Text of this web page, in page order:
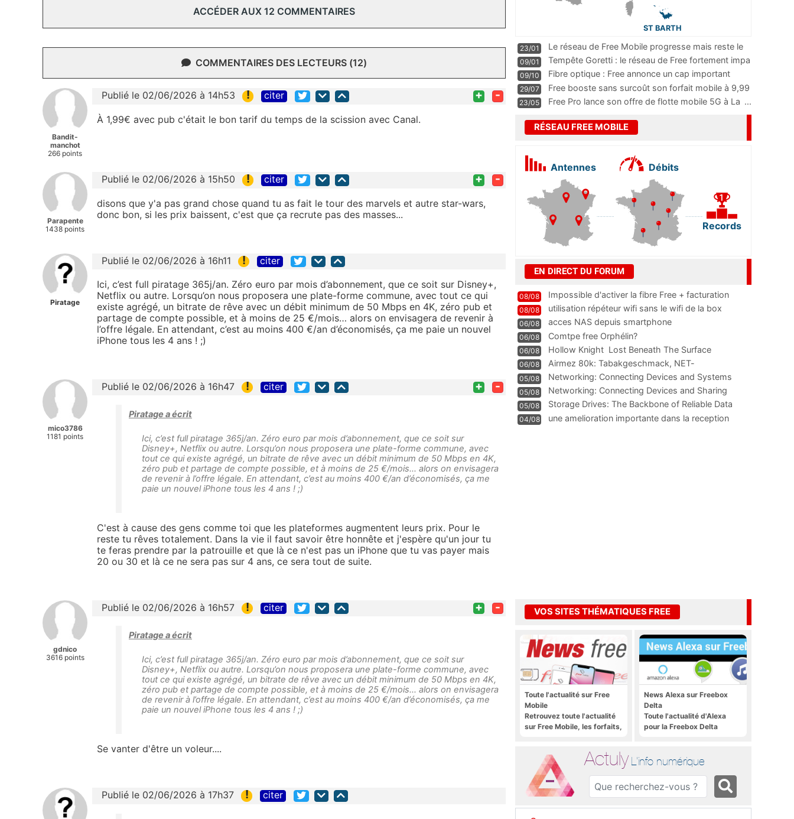
ACCÉDER AUX 12 COMMENTAIRES
COMMENTAIRES DES LECTEURS (12)
Bandit-
manchot
266 points
Publié le 02/06/2026 à 14h53 ! citer + -
À 1,99€ avec pub c'était le bon tarif du temps de la scission avec Canal.
Parapente
1438 points
Publié le 02/06/2026 à 15h50 ! citer + -
disons que y'a pas grand chose quand tu as fait le tour des marvels et autre star-wars,
donc bon, si les prix baissent, c'est que ça recrute pas des masses...
Piratage
Publié le 02/06/2026 à 16h11 ! citer
Ici, c’est full piratage 365j/an. Zéro euro par mois d’abonnement, que ce soit sur Disney+,
Netflix ou autre. Lorsqu’on nous proposera une plate-forme commune, avec tout ce qui
existe agrégé, un bitrate de rêve avec un débit minimum de 50 Mbps en 4K, zéro pub et
partage de compte possible, et à moins de 25 €/mois… alors on envisagera de revenir à
l’offre légale. En attendant, c’est au moins 400 €/an d’économisés, ça me paie un nouvel
iPhone tous les 4 ans ! ;)
mico3786
1181 points
Publié le 02/06/2026 à 16h47 ! citer + -
Piratage a écrit
Ici, c’est full piratage 365j/an. Zéro euro par mois d’abonnement, que ce soit sur
Disney+, Netflix ou autre. Lorsqu’on nous proposera une plate-forme commune, avec
tout ce qui existe agrégé, un bitrate de rêve avec un débit minimum de 50 Mbps en 4K,
zéro pub et partage de compte possible, et à moins de 25 €/mois… alors on envisagera
de revenir à l’offre légale. En attendant, c’est au moins 400 €/an d’économisés, ça me
paie un nouvel iPhone tous les 4 ans ! ;)
C'est à cause des gens comme toi que les plateformes augmentent leurs prix. Pour le
reste tu rêves totalement. Dans la vie il faut savoir être honnête et j'espère qu'un jour tu
te feras prendre par la patrouille et que là ce n'est pas un iPhone que tu vas payer mais
20 ou 30 et là ce ne sera pas sur 4 ans, ce sera tout de suite.
gdnico
3616 points
Publié le 02/06/2026 à 16h57 ! citer + -
Piratage a écrit
Ici, c’est full piratage 365j/an. Zéro euro par mois d’abonnement, que ce soit sur
Disney+, Netflix ou autre. Lorsqu’on nous proposera une plate-forme commune, avec
tout ce qui existe agrégé, un bitrate de rêve avec un débit minimum de 50 Mbps en 4K,
zéro pub et partage de compte possible, et à moins de 25 €/mois… alors on envisagera
de revenir à l’offre légale. En attendant, c’est au moins 400 €/an d’économisés, ça me
paie un nouvel iPhone tous les 4 ans ! ;)
Se vanter d'être un voleur....
Publié le 02/06/2026 à 17h37 ! citer
ST BARTH
23/01
Le réseau de Free Mobile progresse mais reste le
m
...
09/01
Tempête Goretti : le réseau de Free fortement impa
09/10
Fibre optique : Free annonce un cap important
pass
...
29/07
Free booste sans surcoût son forfait mobile à 9,99
23/05 Free Pro lance son offre de flotte mobile 5G à La ...
RÉSEAU FREE MOBILE
Antennes Débits
Records
EN DIRECT DU FORUM
08/08
Impossible d'activer la fibre Free + facturation
résiliation
08/08 utilisation répéteur wifi sans le wifi de la box
06/08 acces NAS depuis smartphone
06/08 Comtpe free Orphélin?
06/08 Hollow Knight  Lost Beneath The Surface
06/08
Airmez 80k: Tabakgeschmack, NET-
Technologie und Leistung im
05/08 Networking: Connecting Devices and Systems
05/08
Networking: Connecting Devices and Sharing
Information
05/08
Storage Drives: The Backbone of Reliable Data
Management
04/08
une amelioration importante dans la reception
VOS SITES THÉMATIQUES FREE
Toute l'actualité sur Free
Mobile
Retrouvez toute l'actualité
sur Free Mobile, les forfaits,
bien plus encore
News Alexa sur Freebox
Delta
Toute l'actualité d'Alexa
pour la Freebox Delta
Actuly L'info numérique